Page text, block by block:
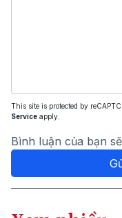
This site is protected by
Service apply.
Bình luận của bạn